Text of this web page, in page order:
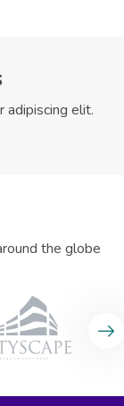
adipiscing elit.
the globe